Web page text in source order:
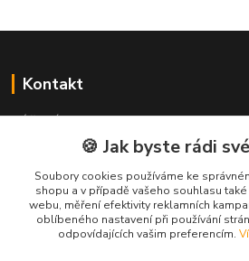
Kontakt
+420 481 621 329
centraly@enhlava.cz
🍪 Jak byste rádi
Soubory cookies používáme ke
shopu a v případě vašeho souhlasu
webu, měření efektivity reklamních
oblíbeného nastavení při používání
odpovídajících vašim preferencím.